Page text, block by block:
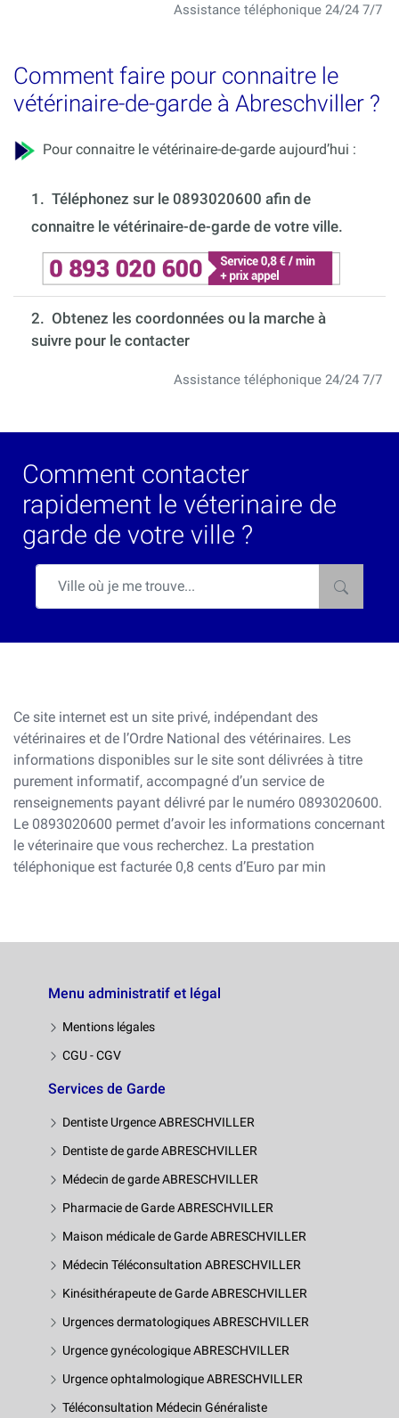
Assistance téléphonique 24/24 7/7
Comment faire pour connaitre le
vétérinaire-de-garde à Abreschviller ?
Pour connaitre le vétérinaire-de-garde aujourd’hui :
1. Téléphonez sur le 0893020600 afin de
connaitre le vétérinaire-de-garde de votre ville.
2. Obtenez les coordonnées ou la marche à
suivre pour le contacter
Assistance téléphonique 24/24 7/7
Comment contacter
rapidement le véterinaire de
garde de votre ville ?
Ce site internet est un site privé, indépendant des
vétérinaires et de l’Ordre National des vétérinaires. Les
informations disponibles sur le site sont délivrées à titre
purement informatif, accompagné d’un service de
renseignements payant délivré par le numéro 0893020600.
Le 0893020600 permet d’avoir les informations concernant
le véterinaire que vous recherchez. La prestation
téléphonique est facturée 0,8 cents d’Euro par min
Menu administratif et légal
Mentions légales
CGU - CGV
Services de Garde
Dentiste Urgence ABRESCHVILLER
Dentiste de garde ABRESCHVILLER
Médecin de garde ABRESCHVILLER
Pharmacie de Garde ABRESCHVILLER
Maison médicale de Garde ABRESCHVILLER
Médecin Téléconsultation ABRESCHVILLER
Kinésithérapeute de Garde ABRESCHVILLER
Urgences dermatologiques ABRESCHVILLER
Urgence gynécologique ABRESCHVILLER
Urgence ophtalmologique ABRESCHVILLER
Téléconsultation Médecin Généraliste